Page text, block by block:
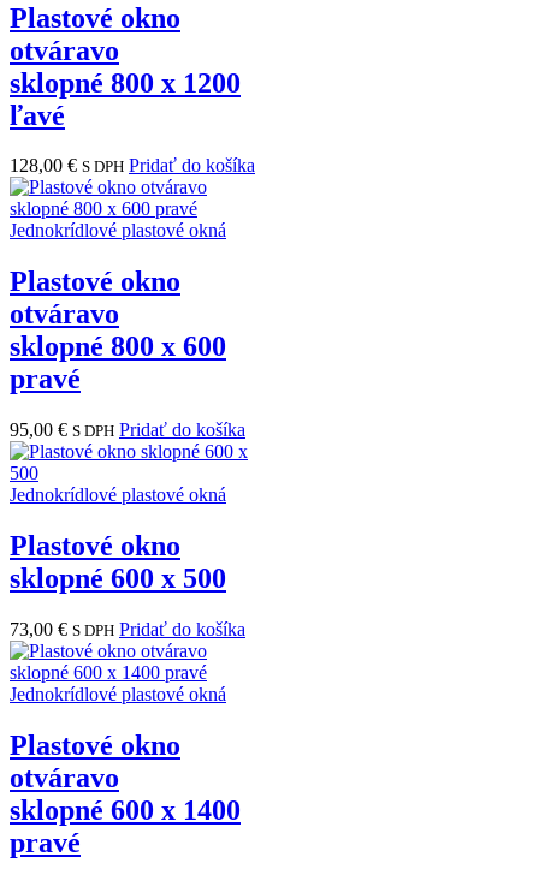
Plastové okno
otváravo
sklopné 800 x 1200
ľavé
128,00 € S DPH Pridať do košíka
Jednokrídlové plastové okná
Plastové okno
otváravo
sklopné 800 x 600
pravé
95,00 € S DPH Pridať do košíka
Jednokrídlové plastové okná
Plastové okno
sklopné 600 x 500
73,00 € S DPH Pridať do košíka
Jednokrídlové plastové okná
Plastové okno
otváravo
sklopné 600 x 1400
pravé